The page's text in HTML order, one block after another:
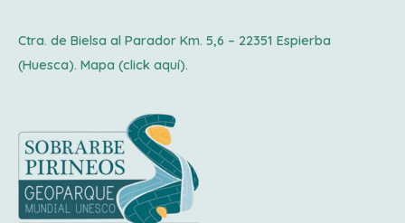
Ctra. de Bielsa al Parador Km. 5,6 – 22351 Espierba
(Huesca). Mapa (click aquí).